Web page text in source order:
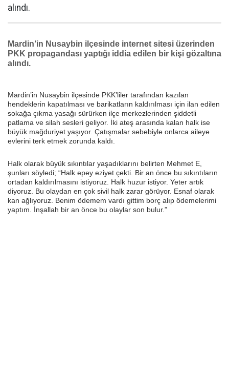
alındı.
Mardin’in Nusaybin ilçesinde internet sitesi üzerinden
PKK propagandası yaptığı iddia edilen bir kişi gözaltına
alındı.
Mardin’in Nusaybin ilçesinde PKK’liler tarafından kazılan
hendeklerin kapatılması ve barikatların kaldırılması için ilan edilen
sokağa çıkma yasağı sürürken ilçe merkezlerinden şiddetli
patlama ve silah sesleri geliyor. İki ateş arasında kalan halk ise
büyük mağduriyet yaşıyor. Çatışmalar sebebiyle onlarca aileye
evlerini terk etmek zorunda kaldı.
Halk olarak büyük sıkıntılar yaşadıklarını belirten Mehmet E,
şunları söyledi; “Halk epey eziyet çekti. Bir an önce bu sıkıntıların
ortadan kaldırılmasını istiyoruz. Halk huzur istiyor. Yeter artık
diyoruz. Bu olaydan en çok sivil halk zarar görüyor. Esnaf olarak
kan ağlıyoruz. Benim ödemem vardı gittim borç alıp ödemelerimi
yaptım. İnşallah bir an önce bu olaylar son bulur.”